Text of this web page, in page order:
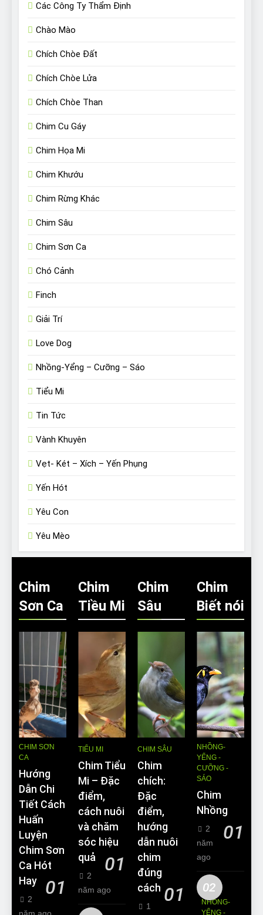
Các Công Ty Thẩm Định
Chào Mào
Chích Chòe Đất
Chích Chòe Lửa
Chích Chòe Than
Chim Cu Gáy
Chim Họa Mi
Chim Khướu
Chim Rừng Khác
Chim Sâu
Chim Sơn Ca
Chó Cảnh
Finch
Giải Trí
Love Dog
Nhồng-Yểng – Cưỡng – Sáo
Tiểu Mi
Tin Tức
Vành Khuyên
Vẹt- Két – Xích – Yến Phụng
Yến Hót
Yêu Con
Yêu Mèo
Chim
Sơn Ca
CHIM SƠN
CA
Hướng
Dẫn Chi
Tiết Cách
Huấn
Luyện
Chim Sơn
Ca Hót
Hay
01
2
Chim
Tiều Mi
TIỂU MI
Chim Tiểu
Mi – Đặc
điểm,
cách nuôi
và chăm
sóc hiệu
quả
01
2
năm ago
Chim
Sâu
CHIM SÂU
Chim
chích:
Đặc
điểm,
hướng
dẫn nuôi
chim
đúng
cách 01
1
Chim
Biết nói
NHỒNG-
YỂNG -
CƯỠNG -
SÁO
Chim
Nhồng
01
2
năm
ago
02
NHỒNG-
YỂNG -